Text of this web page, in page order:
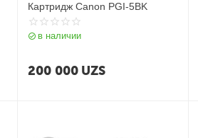
Картридж Canon PGI-5BK
в наличии
200 000 UZS